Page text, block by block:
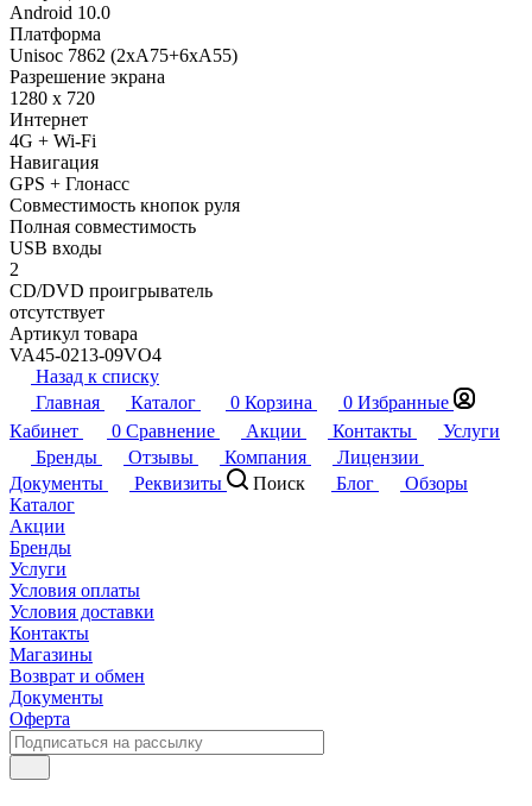
Android 10.0
Платформа
Unisoc 7862 (2xA75+6xA55)
Разрешение экрана
1280 x 720
Интернет
4G + Wi-Fi
Навигация
GPS + Глонасс
Совместимость кнопок руля
Полная совместимость
USB входы
2
CD/DVD проигрыватель
отсутствует
Артикул товара
VA45-0213-09VO4
Назад к списку
Главная
Каталог 0 Корзина 0 Избранные
Кабинет
0 Сравнение Акции Контакты
Услуги
Бренды
Отзывы Компания
Лицензии
Документы
Реквизиты Поиск Блог
Обзоры
Каталог
Акции
Бренды
Услуги
Условия оплаты
Условия доставки
Контакты
Магазины
Возврат и обмен
Документы
Оферта